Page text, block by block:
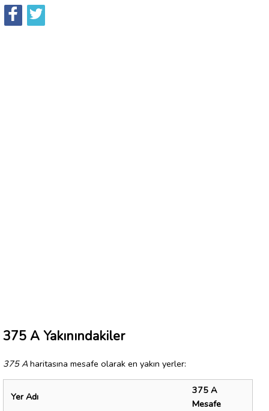
375 A Yakınındakiler
375 A haritasına mesafe olarak en yakın yerler:
Yer Adı
375 A
Mesafe